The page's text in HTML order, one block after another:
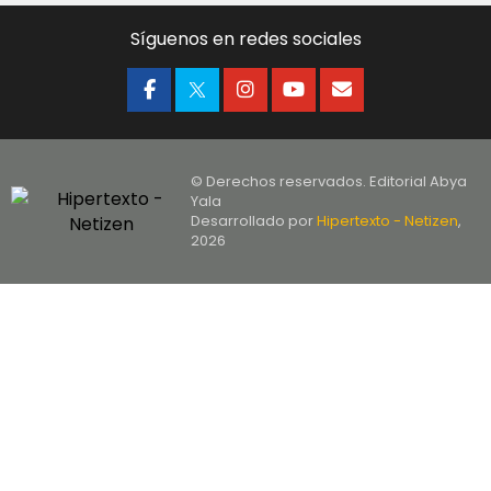
Síguenos en redes sociales
© Derechos reservados. Editorial Abya
Yala
Desarrollado porHipertexto - Netizen,
2026